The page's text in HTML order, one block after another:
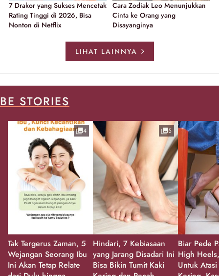
7 Drakor yang Sukses Mencetak
Rating Tinggi di 2026, Bisa
Nonton di Netflix
Cara Zodiak Leo Menunjukkan
Cinta ke Orang yang
Disayanginya
LIHAT LAINNYA
BE STORIES
Tak Tergerus Zaman, 5
Wejangan Seorang Ibu
Ini Akan Tetap Relate
4
Hindari, 7 Kebiasaan
yang Jarang Disadari Ini
Bisa Bikin Tumit Kaki
5
Biar Pede
High
Untuk